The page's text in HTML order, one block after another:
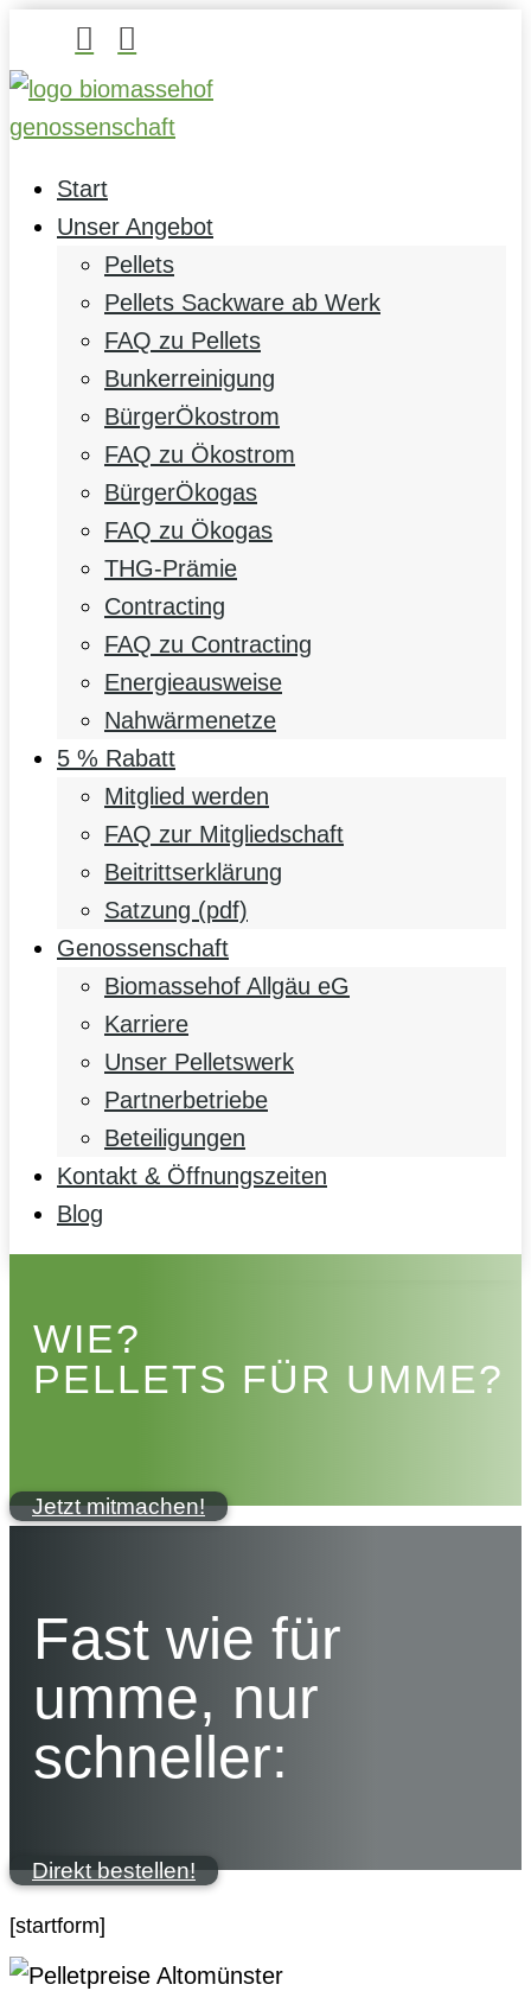
 
Start
Unser Angebot
Pellets
Pellets Sackware ab Werk
FAQ zu Pellets
Bunkerreinigung
BürgerÖkostrom
FAQ zu Ökostrom
BürgerÖkogas
FAQ zu Ökogas
THG-Prämie
Contracting
FAQ zu Contracting
Energieausweise
Nahwärmenetze
5 % Rabatt
Mitglied werden
FAQ zur Mitgliedschaft
Beitrittserklärung
Satzung (pdf)
Genossenschaft
Biomassehof Allgäu eG
Karriere
Unser Pelletswerk
Partnerbetriebe
Beteiligungen
Kontakt & Öffnungszeiten
Blog
WIE?
PELLETS FÜR UMME?
Jetzt mitmachen!
Fast wie für
umme, nur
schneller:
Direkt bestellen!
[startform]